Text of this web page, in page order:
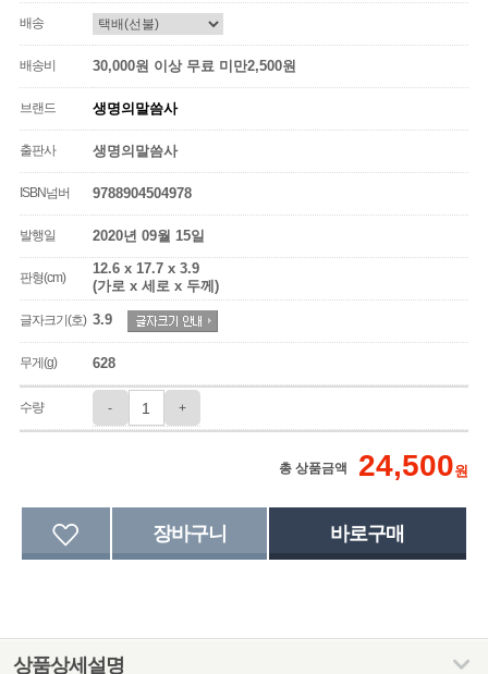
배송
배송비 30,000원 이상 무료 미만2,500원
브랜드 생명의말씀사
출판사 생명의말씀사
ISBN넘버 9788904504978
발행일 2020년 09월 15일
판형(cm)
12.6 x 17.7 x 3.9
(가로 x 세로 x 두께)
글자크기(호) 3.9
무게(g) 628
수량 - +
총 상품금액 24,500원
상품상세설명